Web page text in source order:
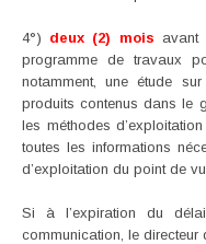
4°) deux (2) mois avant
programme de travaux
notamment, une étude
produits contenus dans le
les méthodes
toutes les informations
d’exploitation du point de
Si à l’expiration du
communication, le directeur